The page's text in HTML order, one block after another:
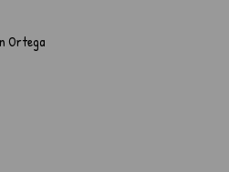
Ortega